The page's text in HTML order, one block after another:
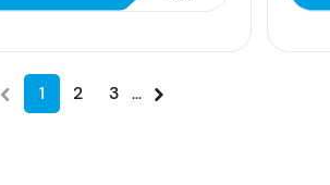
1 2 3 ...